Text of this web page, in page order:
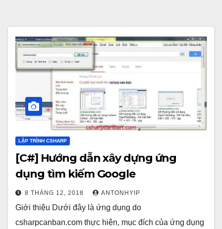
LẬP TRÌNH CSHARP
[C#] Hướng dẫn xây dựng ứng
dụng tìm kiếm Google
8 THÁNG 12, 2018 ANTONHYIP
Giới thiệu Dưới đây là ứng dụng do
csharpcanban.com thực hiện, mục đích của ứng dụng